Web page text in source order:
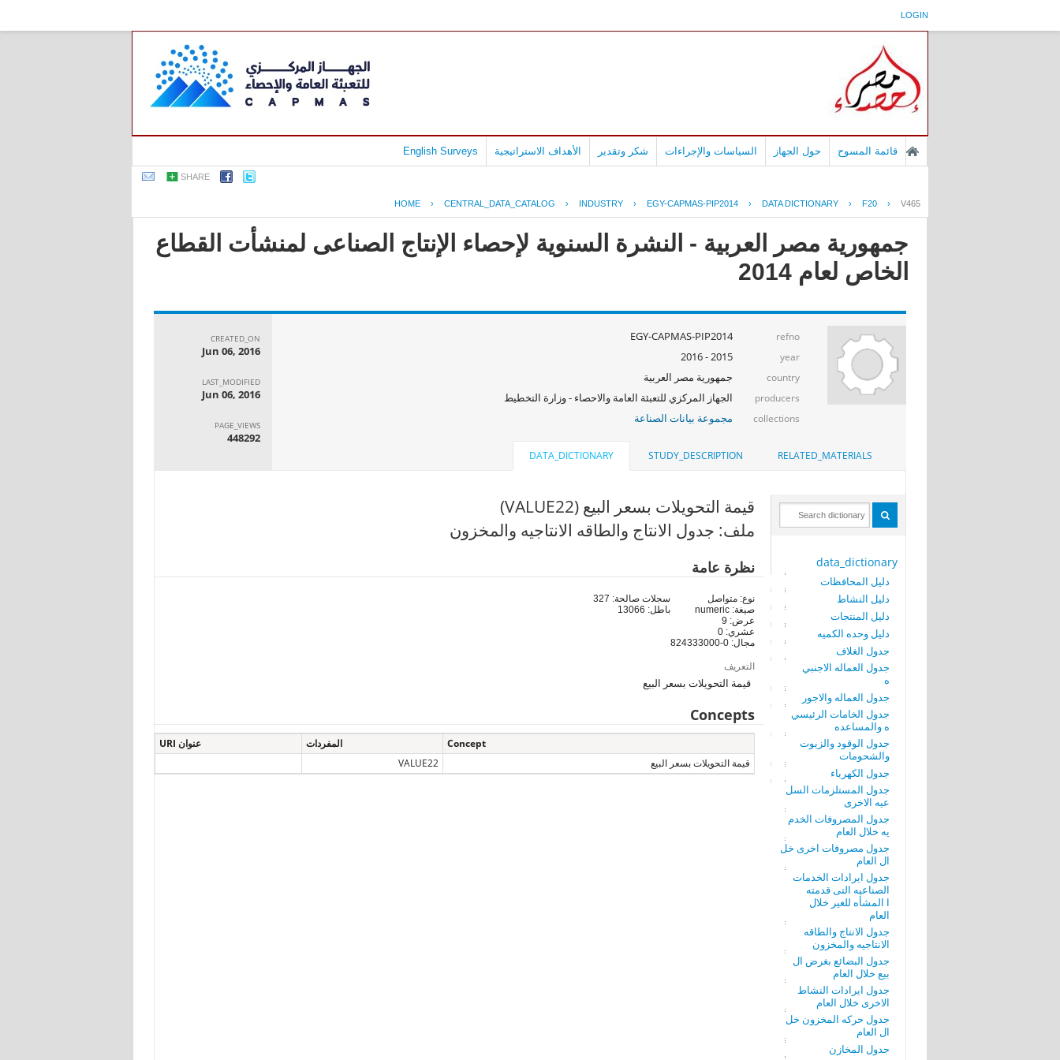
LOGIN
قائمة المسوح حول الجهاز السياسات والإجراءات شكر وتقدير الأهداف الاستراتيجية English Surveys
SHARE
HOME › CENTRAL_DATA_CATALOG › INDUSTRY › EGY-CAPMAS-PIP2014 › DATA DICTIONARY › F20 › V465
جمهورية مصر العربية - النشرة السنوية لإحصاء الإنتاج الصناعى لمنشأت القطاع
الخاص لعام 2014
refno
EGY-CAPMAS-PIP2014
year
2015 - 2016
country جمهورية مصر العربية
producers الجهاز المركزي للتعبئة العامة والاحصاء - وزارة التخطيط
collections مجموعة بيانات الصناعة
CREATED_ON
Jun 06, 2016
LAST_MODIFIED
Jun 06, 2016
PAGE_VIEWS
448292
RELATED_MATERIALS
STUDY_DESCRIPTION
DATA_DICTIONARY
data_dictionary
دليل المحافظات
دليل النشاط
دليل المنتجات
دليل وحده الكميه
جدول الغلاف
جدول العماله الاجنبي
ه
جدول العماله والاجور
جدول الخامات الرئيسي
ه والمساعده
جدول الوقود والزيوت
والشحومات
جدول الكهرباء
جدول المستلزمات السل
عيه الاخرى
جدول المصروفات الخدم
يه خلال العام
جدول مصروفات اخرى خل
ال العام
جدول ايرادات الخدمات
الصناعيه التى قدمته
ا المشأه للغير خلال
العام
جدول الانتاج والطاقه
الانتاجيه والمخزون
جدول البضائع بغرض ال
بيع خلال العام
جدول ايرادات النشاط
الاخرى خلال العام
جدول حركه المخزون خل
ال العام
جدول المخازن
قيمة التحويلات بسعر البيع (VALUE22)
ملف: جدول الانتاج والطاقه الانتاجيه والمخزون
نظرة عامة
نوع: متواصل
صيغة: numeric
عرض: 9
عشري: 0
مجال: 0-824333000
سجلات صالحة: 327
باطل: 13066
التعريف
قيمة التحويلات بسعر البيع
Concepts
Concept المفردات
عنوان URI
قيمة التحويلات بسعر البيع
VALUE22